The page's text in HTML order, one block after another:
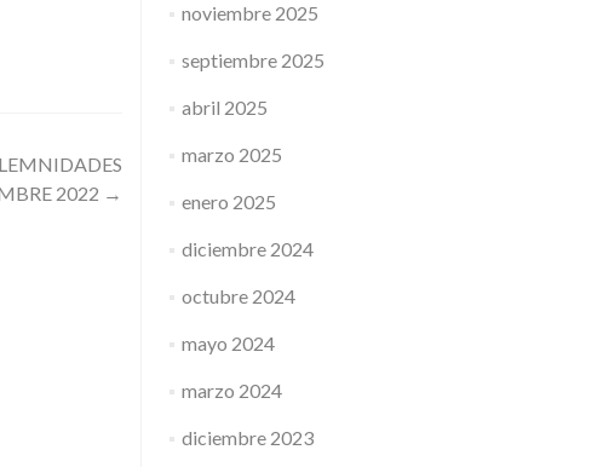
2022 →
noviembre 2025
septiembre 2025
abril 2025
marzo 2025
enero 2025
diciembre 2024
octubre 2024
mayo 2024
marzo 2024
diciembre 2023